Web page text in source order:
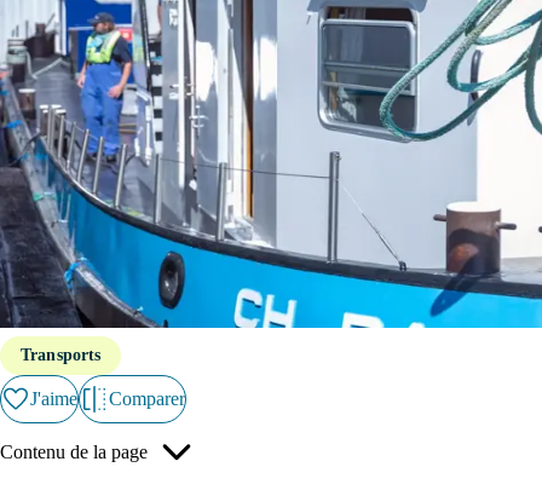
Transports
J'aime Comparer
Contenu de la page